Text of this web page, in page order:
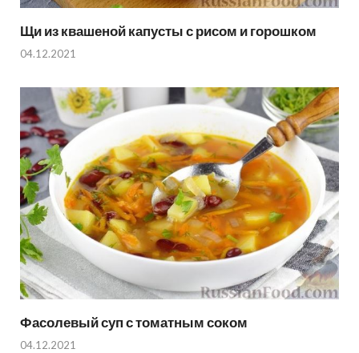
Щи из квашеной капусты с рисом и горошком
04.12.2021
Фасолевый суп с томатным соком
04.12.2021